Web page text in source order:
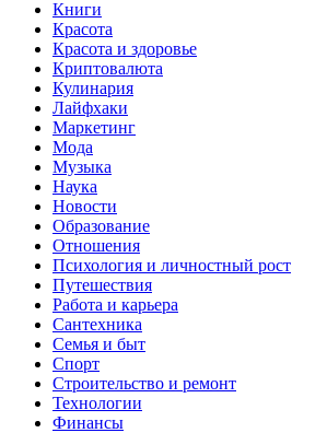
Книги
Красота
Красота и здоровье
Криптовалюта
Кулинария
Лайфхаки
Маркетинг
Мода
Музыка
Наука
Новости
Образование
Отношения
Психология и личностный рост
Путешествия
Работа и карьера
Сантехника
Семья и быт
Спорт
Строительство и ремонт
Технологии
Финансы